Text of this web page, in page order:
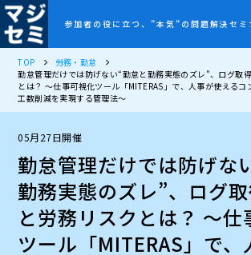
参加者の役に立つ、”本気”の問題解決セミ
TOP
労務・勤怠
勤怠管理だけでは防げない“勤怠と勤務実態のズレ”、ログ取
とは？ ～仕事可視化ツール「MITERAS」で、人事が使えるコ
工数削減を実現する管理法～
05月27日開催
勤怠管理だけでは防げな
勤務実態のズレ”、ログ
と労務リスクとは？ ～仕
ツール「MITERAS」で、